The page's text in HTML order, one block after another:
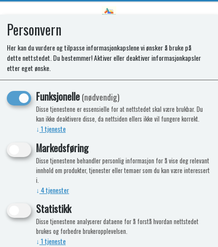
SBB BATTERY BOX FOR FLAT
BATTERIES
Personvern
Her kan du vurdere og tilpasse informasjonkapslene vi ønsker å bruke på
dette nettstedet. Du bestemmer! Aktiver eller deaktiver informasjonkapsler
etter eget ønske.
Funksjonelle(nødvendig)
Disse tjenestene er essensielle for at nettstedet skal være brukbar. Du
kan ikke deaktivere disse, da nettsiden ellers ikke vil fungere korrekt.
↓ 1tjeneste
Markedsføring
Disse tjenestene behandler personlig informasjon for å vise deg relevant
innhold om produkter, tjenester eller temaer som du kan være interessert
i.
↓ 4tjenester
Statistikk
Disse tjenestene analyserer dataene for å forstå hvordan nettstedet
brukes og forbedre brukeropplevelsen.
↓ 1tjeneste